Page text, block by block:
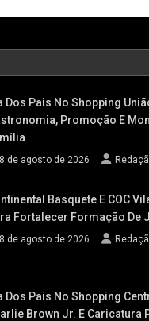
Dos Pais No Shopping
Promoção E
de agosto de 2026
Basquete E COC
Fortalecer Formação De
de agosto de 2026
Dos Pais No Shopping
Brown Jr. E Caricatura